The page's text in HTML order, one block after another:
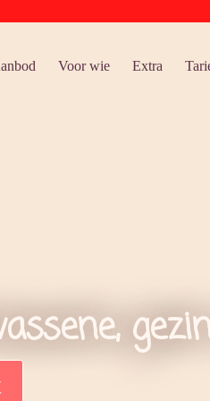
Voor wie Extra